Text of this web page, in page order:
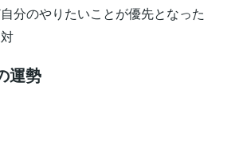
分のやりたいことが優先となった
運勢